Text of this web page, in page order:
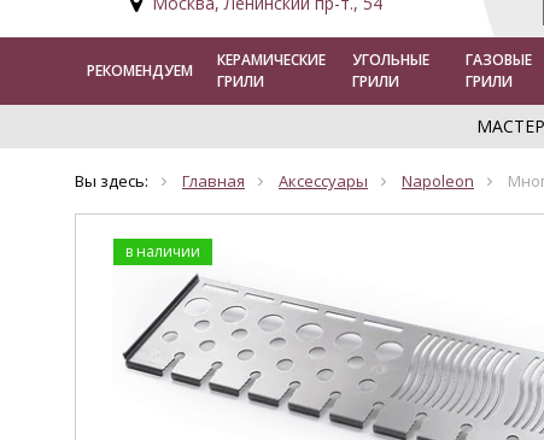
РЕКОМЕНДУЕМ
КЕРАМИЧЕСКИЕ
ГРИЛИ
УГОЛЬНЫЕ
ГРИЛИ
ГАЗОВЫЕ
ГРИЛИ
Вы здесь: Главная Аксессуары Napoleon
в наличии